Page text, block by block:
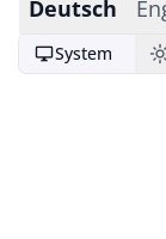
Deutsch
desktop_windowsSystem